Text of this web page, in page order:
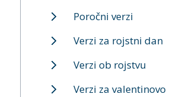
Poročni verzi
Verzi za rojstni dan
Verzi ob rojstvu
Verzi za valentinovo